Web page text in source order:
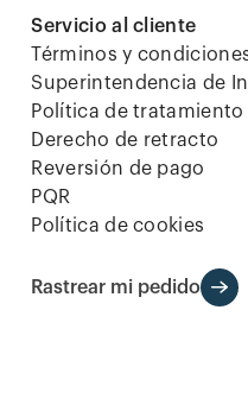
Servicio al cliente
Términos y
Superintendencia de
Política de
Derecho de retracto
Reversión de pago
PQR
Política de cookies
Rastrear mi pedido